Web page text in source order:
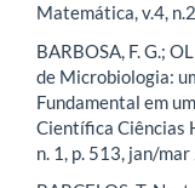
Matemática, v.4,
BARBOSA, F. G.;
de Microbiologia:
Fundamental em
Científica Ciências
n. 1, p. 513, jan/